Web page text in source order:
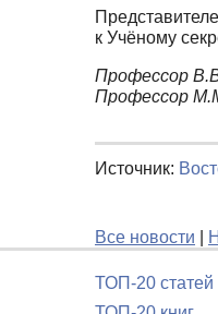
к Учёному
Профессор
Профессор
Источник:
Все новости
ТОП-20 статей